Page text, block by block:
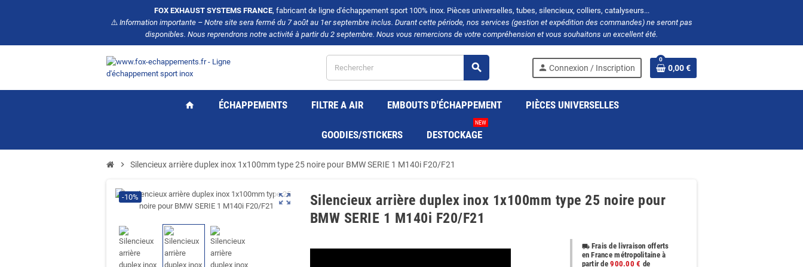
FOX EXHAUST SYSTEMS FRANCE, fabricant de ligne d'échappement sport 100% inox. Pièces universelles, tubes, silencieux, colliers, catalyseurs...
⚠️ Information importante – Notre site sera fermé du 7 août au 1er septembre inclus. Durant cette période, nos services (gestion et expédition des commandes) ne seront pas
disponibles. Nous reprendrons notre activité à partir du 2 septembre. Nous vous remercions de votre compréhension et vous souhaitons un excellent été.
search person Connexion / Inscription
0
0,00 €
home ÉCHAPPEMENTS FILTRE A AIR EMBOUTS D'ÉCHAPPEMENT PIÈCES UNIVERSELLES
GOODIES/STICKERS DESTOCKAGE
NEW
chevron_right Silencieux arrière duplex inox 1x100mm type 25 noire pour BMW SERIE 1 M140i F20/F21
zoom_out_map
-10%
Silencieux arrière duplex inox 1x100mm type 25 noire pour
BMW SERIE 1 M140i F20/F21
local_shippingFrais de livraison offerts
en France métropolitaine à
partir de900.00 € de